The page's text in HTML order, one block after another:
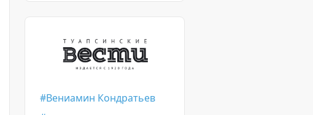
Вениамин Кондратьев